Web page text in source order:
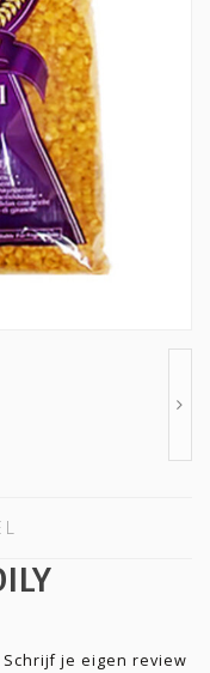
Schrijf je eigen review